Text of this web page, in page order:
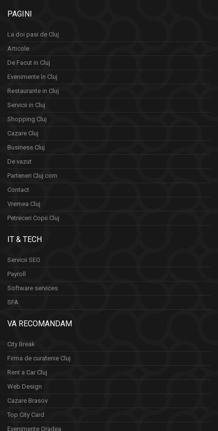
PAGINI
La doi pasi de Cluj
Articole
De Facut in Cluj
Evenimente în Cluj
Restaurante in Cluj
Servicii in Cluj
Shopping Cluj
Cazare Cluj
Business Cluj
De vazut
Parteneri Cluj.com
Contact
Vremea Cluj
Petreceri Copii Cluj
IT & TECH
Servicii SEO
Payroll
Software services
SFA
VA RECOMANDAM
City Break
Firma de curatenie Cluj
Rent a Car Cluj
Web Design
Cazare Brasov
Top City Card
Evenimente Oradea